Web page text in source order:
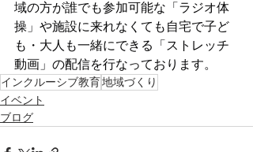
域の方が誰でも参加可能な「ラジオ体
操」や施設に来れなくても自宅で子ど
も・大人も一緒にできる「ストレッチ
動画」の配信を行なっております。
インクルーシブ教育地域づくり
イベント
ブログ